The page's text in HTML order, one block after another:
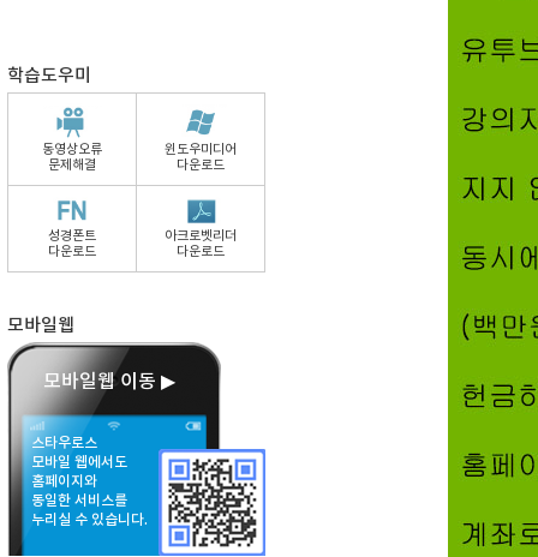
학습도우미
동영상오류
문제해결
윈도우미디어
다운로드
성경폰트
다운로드
아크로벳리더
다운로드
모바일웹
모바일웹 이동 ▶
스타우로스
모바일 웹에서도
홈페이지와
동일한 서비스를
누리실 수 있습니다.